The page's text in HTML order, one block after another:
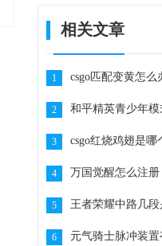
相关文章
1 csgo匹配变黄怎么
2 和平精英青少年
3 csgo红烧鸡翅是哪
4 万国觉醒怎么注册
5 王者荣耀中路几
6 元气骑士脉冲装置